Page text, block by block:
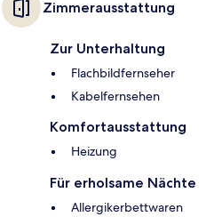
Zimmerausstattung
Zur Unterhaltung
Flachbildfernseher
Kabelfernsehen
Komfortausstattung
Heizung
Für erholsame Nächte
Allergikerbettwaren